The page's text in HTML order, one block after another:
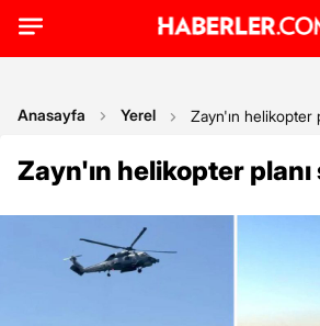
Anasayfa Yerel Zayn'ın helikopter
Zayn'ın helikopter